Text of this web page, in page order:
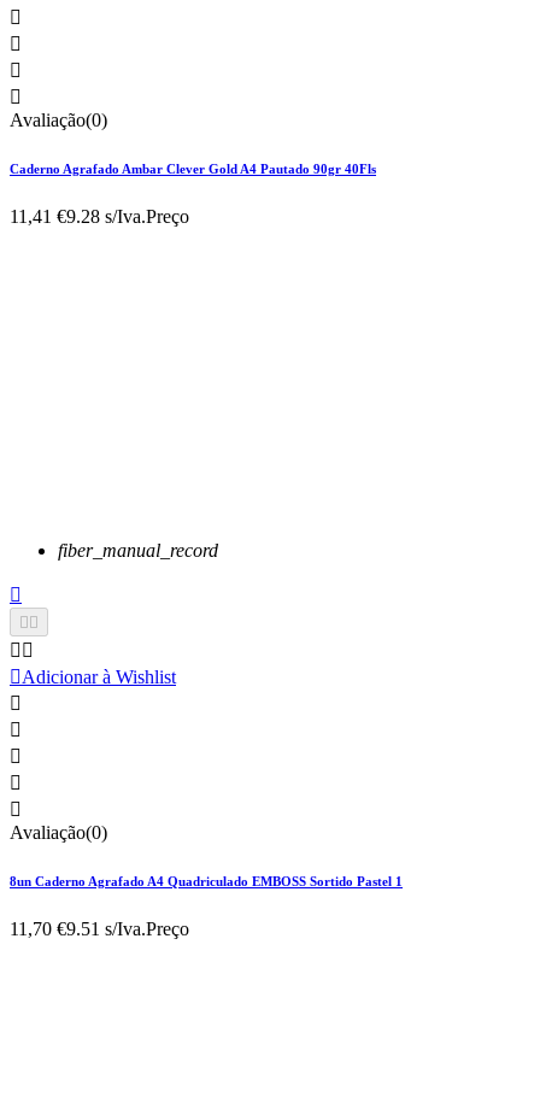




Avaliação(0)
Caderno Agrafado Ambar Clever Gold A4 Pautado 90gr 40Fls
11,41 €9.28 s/Iva.Preço
fiber_manual_record

 
 
Adicionar à Wishlist





Avaliação(0)
8un Caderno Agrafado A4 Quadriculado EMBOSS Sortido Pastel 1
11,70 €9.51 s/Iva.Preço